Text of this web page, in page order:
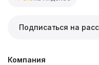
Подписаться на
Компания